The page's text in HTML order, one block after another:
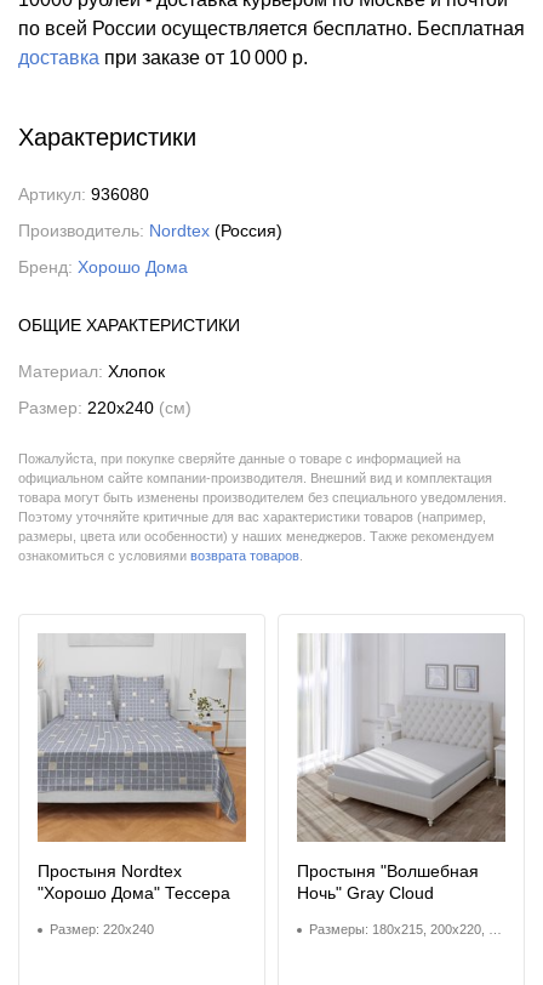
по всей России осуществляется бесплатно. Бесплатная
доставка при заказе от 10 000 р.
Характеристики
Артикул: 936080
Производитель: Nordtex (Россия)
Бренд: Хорошо Дома
ОБЩИЕ ХАРАКТЕРИСТИКИ
Материал: Хлопок
Размер: 220x240 (см)
Пожалуйста, при покупке сверяйте данные о товаре с информацией на
официальном сайте компании-производителя. Внешний вид и комплектация
товара могут быть изменены производителем без специального уведомления.
Поэтому уточняйте критичные для вас характеристики товаров (например,
размеры, цвета или особенности) у наших менеджеров. Также рекомендуем
ознакомиться с условиями возврата товаров
Простыня Nordtex
"Хорошо Дома" Тессера
Размер: 220x240
Простыня "Волшебная
Ночь" Gray Cloud
Размеры: 180x215, 200x220, 220x240